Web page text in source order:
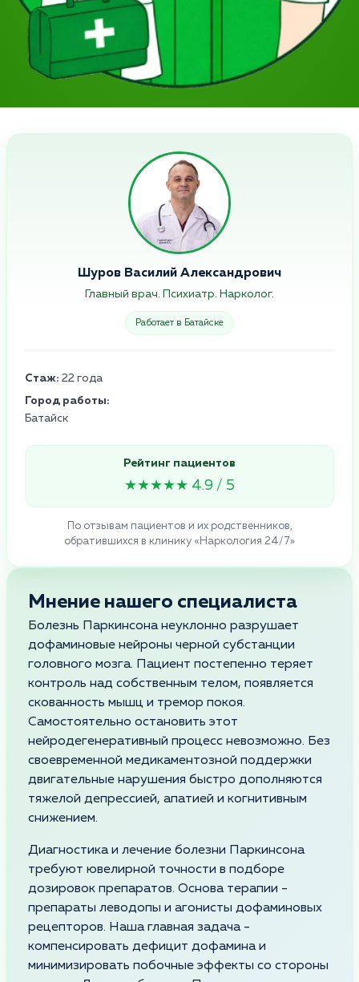
Шуров Василий Александрович
Главный врач. Психиатр. Нарколог.
Работает в Батайске
Стаж: 22 года
Город работы:
Батайск
Рейтинг пациентов
★★★★★ 4.9 / 5
По отзывам пациентов и их родственников,
обратившихся в клинику «Наркология 24/7»
Мнение нашего специалиста
Болезнь Паркинсона неуклонно разрушает
дофаминовые нейроны черной субстанции
головного мозга. Пациент постепенно теряет
контроль над собственным телом, появляется
скованность мышц и тремор покоя.
Самостоятельно остановить этот
нейродегенеративный процесс невозможно. Без
своевременной медикаментозной поддержки
двигательные нарушения быстро дополняются
тяжелой депрессией, апатией и когнитивным
снижением.
Диагностика и лечение болезни Паркинсона
требуют ювелирной точности в подборе
дозировок препаратов. Основа терапии -
препараты леводопы и агонисты дофаминовых
рецепторов. Наша главная задача -
компенсировать дефицит дофамина и
минимизировать побочные эффекты со стороны